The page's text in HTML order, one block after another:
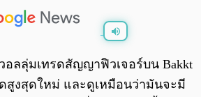
0:00/
อลลุ่มเทรดสัญญาฟิวเจอร์บน Bakkt
ดสูงสุดใหม่ และดูเหมือนว่ามันจะมี